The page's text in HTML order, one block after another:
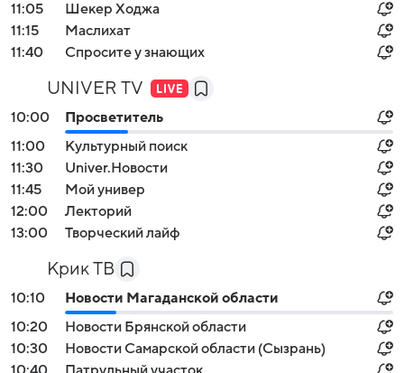
11:05
Шекер Ходжа
11:15
Маслихат
11:40
Спросите у знающих
UNIVER TV
10:00
Просветитель
11:00
Культурный поиск
11:30
Univer.Новости
11:45
Мой универ
12:00
Лекторий
13:00
Творческий лайф
Крик ТВ
10:10
Новости Магаданской области
10:20
Новости Брянской области
10:30
Новости Самарской области (Сызрань)